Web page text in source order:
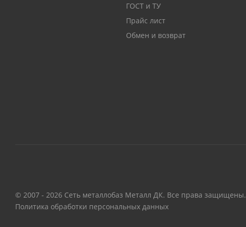
ГОСТ и ТУ
Прайс лист
Обмен и возврат
© 2007 - 2026 Сеть металлобаз Металл ДК. Все права защищены.
Политика обработки персональных данных